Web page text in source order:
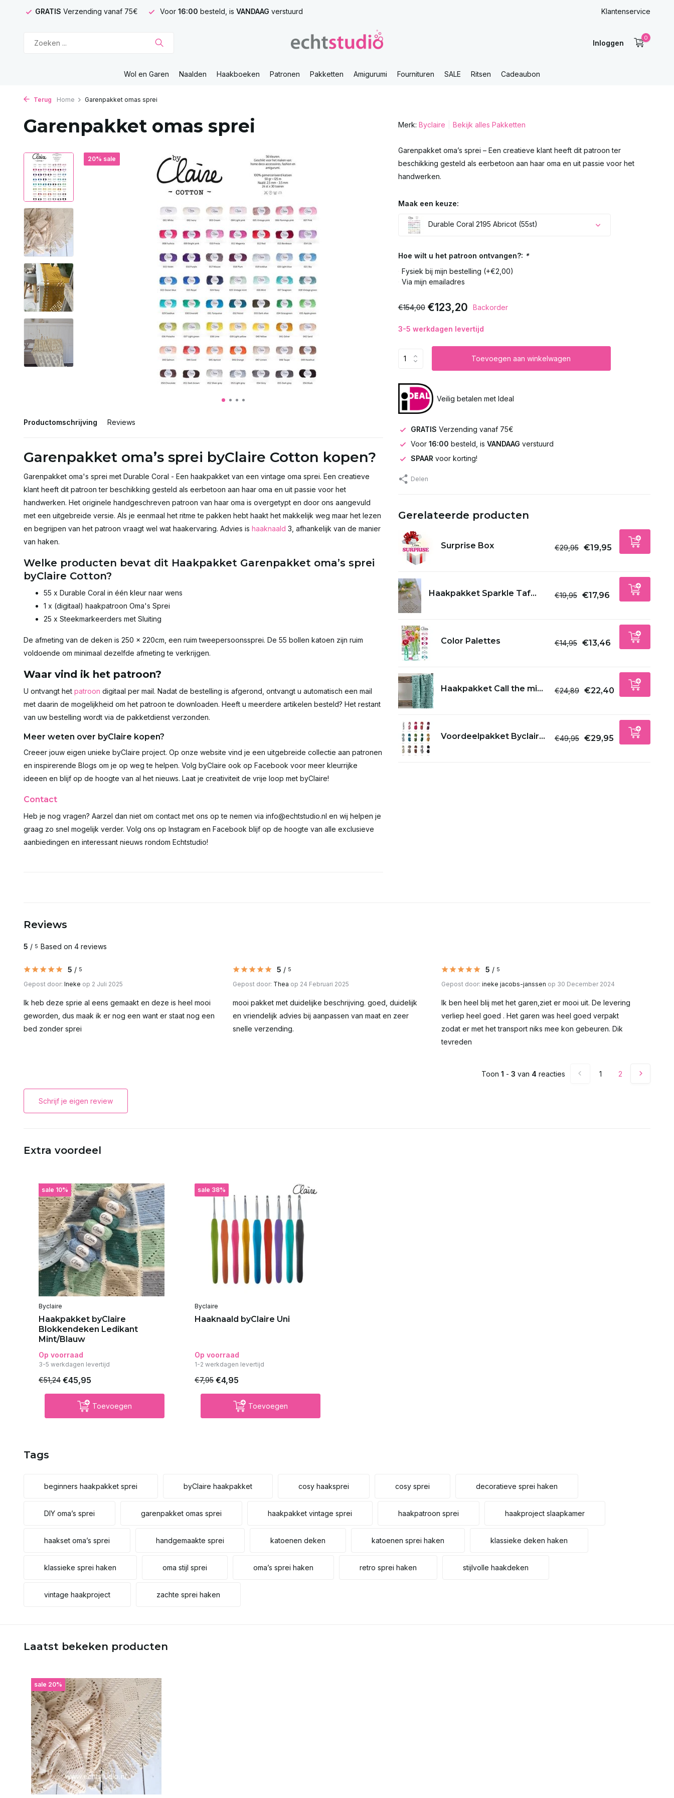
GRATIS Verzending vanaf 75€ Voor 16:00 besteld, is VANDAAG verstuurd Klantenservice
Inloggen
0
Wol en Garen Naalden Haakboeken Patronen Pakketten Amigurumi Fournituren SALE Ritsen Cadeaubon
Terug Home Garenpakket omas sprei
Garenpakket omas sprei
20% sale
Productomschrijving Reviews
Garenpakket oma’s sprei byClaire Cotton kopen?
Garenpakket oma's sprei met Durable Coral - Een haakpakket van een vintage oma sprei. Een creatieve
klant heeft dit patroon ter beschikking gesteld als eerbetoon aan haar oma en uit passie voor het
handwerken. Het originele handgeschreven patroon van haar oma is overgetypt en door ons aangevuld
met een uitgebreide versie. Als je eenmaal het ritme te pakken hebt haakt het makkelijk weg maar het lezen
en begrijpen van het patroon vraagt wel wat haakervaring. Advies is haaknaald 3, afhankelijk van de manier
van haken.
Welke producten bevat dit Haakpakket Garenpakket oma’s sprei
byClaire Cotton?
55 x Durable Coral in één kleur naar wens
1 x (digitaal) haakpatroon Oma's Sprei
25 x Steekmarkeerders met Sluiting
De afmeting van de deken is 250 x 220cm, een ruim tweepersoonssprei. De 55 bollen katoen zijn ruim
voldoende om minimaal dezelfde afmeting te verkrijgen.
Waar vind ik het patroon?
U ontvangt het patroon digitaal per mail. Nadat de bestelling is afgerond, ontvangt u automatisch een mail
met daarin de mogelijkheid om het patroon te downloaden. Heeft u meerdere artikelen besteld? Het restant
van uw bestelling wordt via de pakketdienst verzonden.
Meer weten over byClaire kopen?
Creeer jouw eigen unieke byClaire project. Op onze website vind je een uitgebreide collectie aan patronen
en inspirerende Blogs om je op weg te helpen. Volg byClaire ook op Facebook voor meer kleurrijke
ideeen en blijf op de hoogte van al het nieuws. Laat je creativiteit de vrije loop met byClaire!
Contact
Heb je nog vragen? Aarzel dan niet om contact met ons op te nemen via info@echtstudio.nl en wij helpen je
graag zo snel mogelijk verder. Volg ons op Instagram en Facebook blijf op de hoogte van alle exclusieve
aanbiedingen en interessant nieuws rondom Echtstudio!
Merk: Byclaire Bekijk alles Pakketten
Garenpakket oma’s sprei – Een creatieve klant heeft dit patroon ter
beschikking gesteld als eerbetoon aan haar oma en uit passie voor het
handwerken.
Maak een keuze:
Durable Coral 2195 Abricot (55st)
Hoe wilt u het patroon ontvangen?: *
Fysiek bij mijn bestelling (+€2,00)
Via mijn emailadres
€154,00 €123,20 Backorder
3-5 werkdagen levertijd
Toevoegen aan winkelwagen
Veilig betalen met Ideal
GRATIS Verzending vanaf 75€
Voor 16:00 besteld, is VANDAAG verstuurd
SPAAR voor korting!
Delen
Gerelateerde producten
Surprise Box €29,95 €19,95
Haakpakket Sparkle Taf... €19,95 €17,96
Color Palettes €14,95 €13,46
Haakpakket Call the mi... €24,89 €22,40
Voordeelpakket Byclair... €49,95 €29,95
Reviews
5 / 5 Based on 4 reviews
5 / 5
Gepost door: Ineke op 2 Juli 2025
Ik heb deze sprie al eens gemaakt en deze is heel mooi
geworden, dus maak ik er nog een want er staat nog een
bed zonder sprei
5 / 5
Gepost door: Thea op 24 Februari 2025
mooi pakket met duidelijke beschrijving. goed, duidelijk
en vriendelijk advies bij aanpassen van maat en zeer
snelle verzending.
5 / 5
Gepost door:ineke jacobs-janssen op 30 December 2024
Ik ben heel blij met het garen,ziet er mooi uit. De levering
verliep heel goed . Het garen was heel goed verpakt
zodat er met het transport niks mee kon gebeuren. Dik
tevreden
Toon 1 - 3 van 4 reacties 1 2
Schrijf je eigen review
Extra voordeel
sale 10%
Byclaire
Haakpakket byClaire
Blokkendeken Ledikant
Mint/Blauw
Op voorraad
3-5 werkdagen levertijd
€51,24 €45,95
Toevoegen
sale 38%
Byclaire
Haaknaald byClaire Uni
Op voorraad
1-2 werkdagen levertijd
€7,95 €4,95
Toevoegen
Tags
beginners haakpakket sprei byClaire haakpakket cosy haaksprei cosy sprei decoratieve sprei haken
DIY oma’s sprei garenpakket omas sprei haakpakket vintage sprei haakpatroon sprei haakproject slaapkamer
haakset oma’s sprei handgemaakte sprei katoenen deken katoenen sprei haken klassieke deken haken
klassieke sprei haken oma stijl sprei oma’s sprei haken retro sprei haken stijlvolle haakdeken
vintage haakproject zachte sprei haken
Laatst bekeken producten
sale 20%